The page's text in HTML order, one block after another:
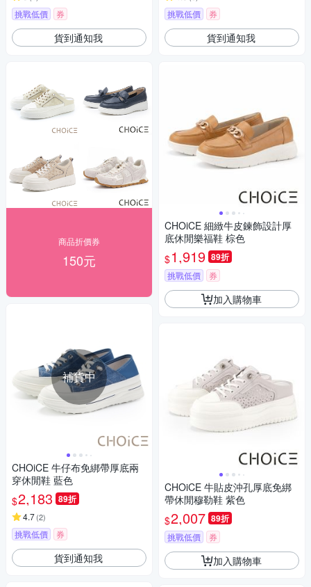
挑戰低價 券
貨到通知我
商品折價券
150元
補貨中
CHOiCE 牛仔布免綁帶厚底兩
穿休閒鞋 藍色
$2,183 89折
4.7(2)
挑戰低價 券
貨到通知我
挑戰低價 券
貨到通知我
CHOiCE 細緻牛皮鍊飾設計厚
底休閒樂福鞋 棕色
$1,919 89折
挑戰低價 券
加入購物車
CHOiCE 牛貼皮沖孔厚底免綁
帶休閒穆勒鞋 紫色
$2,007 89折
挑戰低價 券
加入購物車